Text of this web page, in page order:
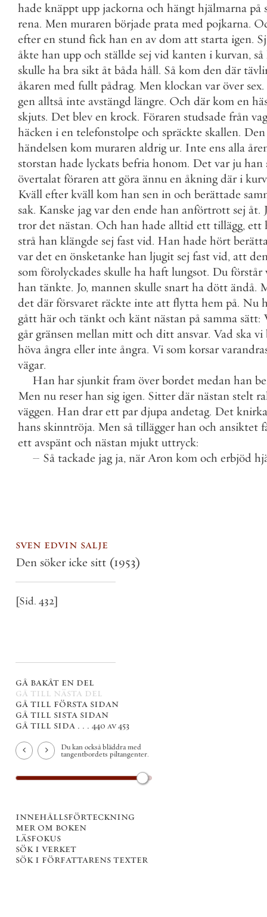
hade knäppt upp jackorna och hängt hjälmarna på
rena. Men muraren började prata med pojkarna.
efter en stund fick han en av dom att starta igen.
åkte han upp och ställde sej vid kanten i kurvan, så
skulle ha bra sikt åt båda håll. Så kom den där
åkaren med fullt pådrag. Men klockan var över sex.
gen alltså inte avstängd längre. Och där kom en
skjuts. Det blev en krock. Föraren studsade från
häcken i en telefonstolpe och spräckte skallen. Den
händelsen kom muraren aldrig ur. Inte ens alla
storstan hade lyckats befria honom. Det var ju han
övertalat föraren att göra ännu en åkning där i
Kväll efter kväll kom han sen in och berättade
sak. Kanske jag var den ende han anförtrott sej åt.
tror det nästan. Och han hade alltid ett tillägg, ett
strå han klängde sej fast vid. Han hade hört
var det en önsketanke han ljugit sej fast vid, att
som förolyckades skulle ha haft lungsot. Du förstår
han tänkte. Jo, mannen skulle snart ha dött ändå.
det där försvaret räckte inte att flytta hem på. Nu
gått här och tänkt och känt nästan på samma sätt:
går gränsen mellan mitt och ditt ansvar. Vad ska vi
höva ångra eller inte ångra. Vi som korsar
vägar.
Han har sjunkit fram över bordet medan han
Men nu reser han sig igen. Sitter där nästan stelt
väggen. Han drar ett par djupa andetag. Det
hans skinntröja. Men så tillägger han och ansiktet
ett avspänt och nästan mjukt uttryck:
– Så tackade jag ja, när Aron kom och erbjöd
sven edvin salje
Den söker icke sitt (1953)
[Sid. 432]
gå bakåt en del
gå till nästa del
gå till första sidan
gå till sista sidan
gå till sida . . . 440 av 453
Du kan också bläddra med
tangentbordets piltangenter.
innehållsförteckning
mer om boken
läsfokus
sök i verket
sök i författarens texter